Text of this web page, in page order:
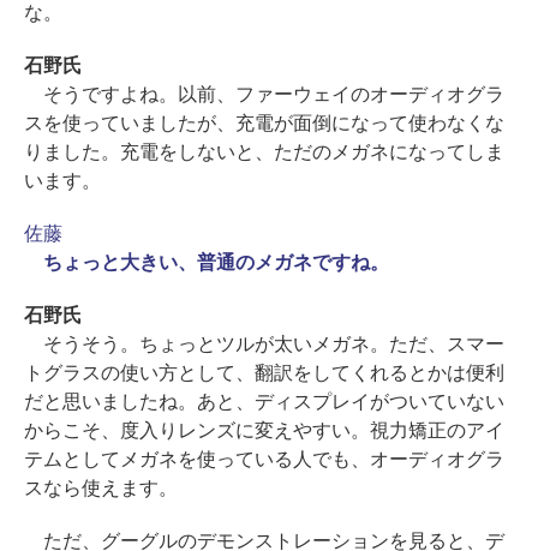
な。
石野氏
そうですよね。以前、ファーウェイのオーディオグラ
スを使っていましたが、充電が面倒になって使わなくな
りました。充電をしないと、ただのメガネになってしま
います。
佐藤
ちょっと大きい、普通のメガネですね。
石野氏
そうそう。ちょっとツルが太いメガネ。ただ、スマー
トグラスの使い方として、翻訳をしてくれるとかは便利
だと思いましたね。あと、ディスプレイがついていない
からこそ、度入りレンズに変えやすい。視力矯正のアイ
テムとしてメガネを使っている人でも、オーディオグラ
スなら使えます。
ただ、グーグルのデモンストレーションを見ると、デ